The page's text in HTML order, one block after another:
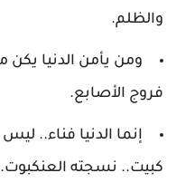
والظلم.
ومن يأمن الدنيا يكن
فروج الأصابع.
إنما الدنيا فناء.. ليس
كبيت.. نسجته